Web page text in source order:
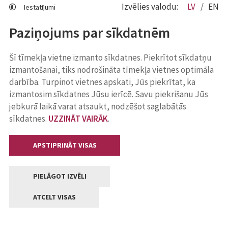
Paziņojums par sīkdatnēm
Šī tīmekļa vietne izmanto sīkdatnes. Piekrītot sīkdatņu
izmantošanai, tiks nodrošināta tīmekļa vietnes optimāla
darbība. Turpinot vietnes apskati, Jūs piekrītat, ka
izmantosim sīkdatnes Jūsu ierīcē. Savu piekrišanu Jūs
jebkurā laikā varat atsaukt, nodzēšot saglabātās
sīkdatnes. UZZINĀT VAIRĀK.
APSTIPRINĀT VISAS
PIELĀGOT IZVĒLI
ATCELT VISAS
Iestatījumi Izvēlies valodu: LV EN